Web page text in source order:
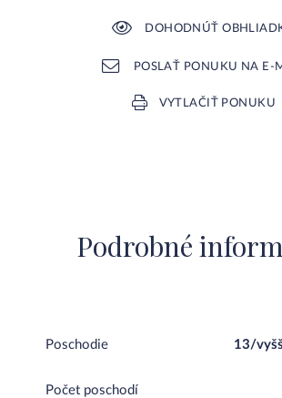
DOHODNÚŤ
POSLAŤ PONUKU NA E-
VYTLAČIŤ PONUKU
Podrobné
Poschodie 13/
Počet poschodí